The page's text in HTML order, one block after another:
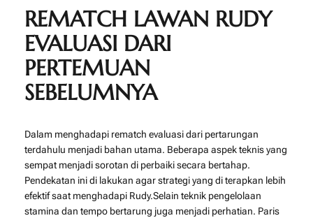
REMATCH LAWAN RUDY
EVALUASI DARI
PERTEMUAN
SEBELUMNYA
Dalam menghadapi rematch evaluasi dari pertarungan
terdahulu menjadi bahan utama. Beberapa aspek teknis yang
sempat menjadi sorotan di perbaiki secara bertahap.
Pendekatan ini di lakukan agar strategi yang di terapkan lebih
efektif saat menghadapi Rudy.Selain teknik pengelolaan
stamina dan tempo bertarung juga menjadi perhatian. Paris